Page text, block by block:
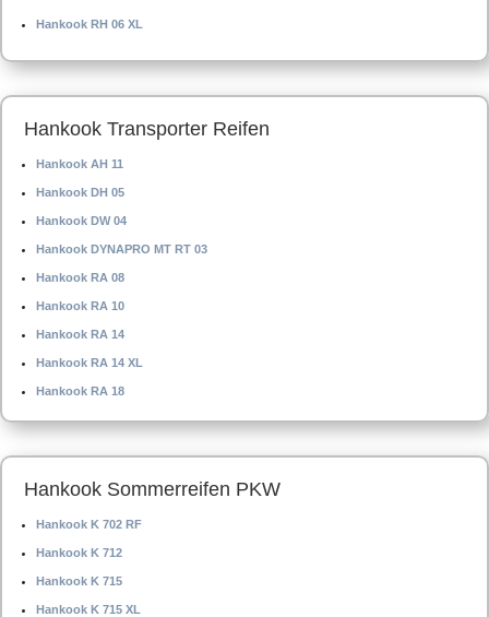
Hankook RH 06 XL
Hankook Transporter Reifen
Hankook AH 11
Hankook DH 05
Hankook DW 04
Hankook DYNAPRO MT RT 03
Hankook RA 08
Hankook RA 10
Hankook RA 14
Hankook RA 14 XL
Hankook RA 18
Hankook Sommerreifen PKW
Hankook K 702 RF
Hankook K 712
Hankook K 715
Hankook K 715 XL